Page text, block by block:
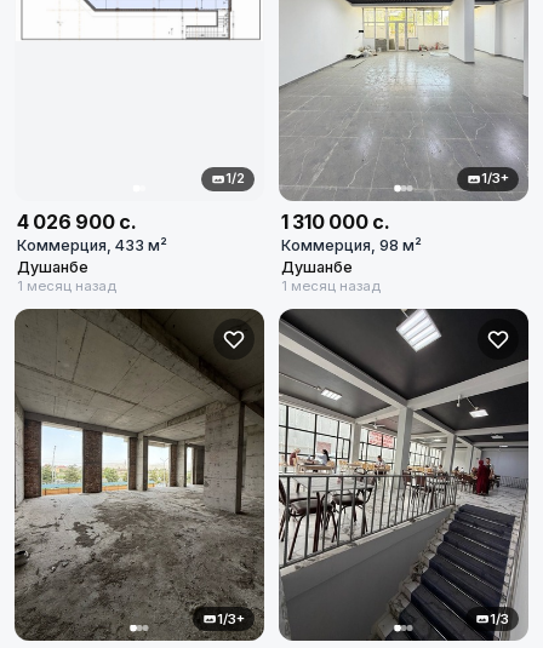
1/2
4 026 900 с.
Коммерция, 433 м²
Душанбе
1 месяц назад
1/3+
1 310 000 с.
Коммерция, 98 м²
Душанбе
1 месяц назад
1/3+ 1/3